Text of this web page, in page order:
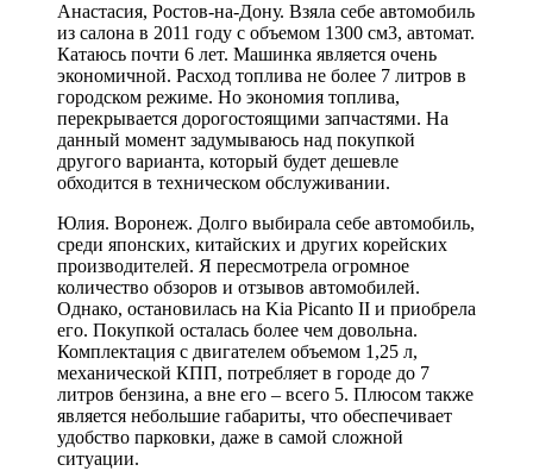
Анастасия, Ростов-на-Дону. Взяла себе автомобиль
из салона в 2011 году с объемом 1300 см3, автомат.
Катаюсь почти 6 лет. Машинка является очень
экономичной. Расход топлива не более 7 литров в
городском режиме. Но экономия топлива,
перекрывается дорогостоящими запчастями. На
данный момент задумываюсь над покупкой
другого варианта, который будет дешевле
обходится в техническом обслуживании.
Юлия. Воронеж. Долго выбирала себе автомобиль,
среди японских, китайских и других корейских
производителей. Я пересмотрела огромное
количество обзоров и отзывов автомобилей.
Однако, остановилась на Kia Picanto II и приобрела
его. Покупкой осталась более чем довольна.
Комплектация с двигателем объемом 1,25 л,
механической КПП, потребляет в городе до 7
литров бензина, а вне его – всего 5. Плюсом также
является небольшие габариты, что обеспечивает
удобство парковки, даже в самой сложной
ситуации.